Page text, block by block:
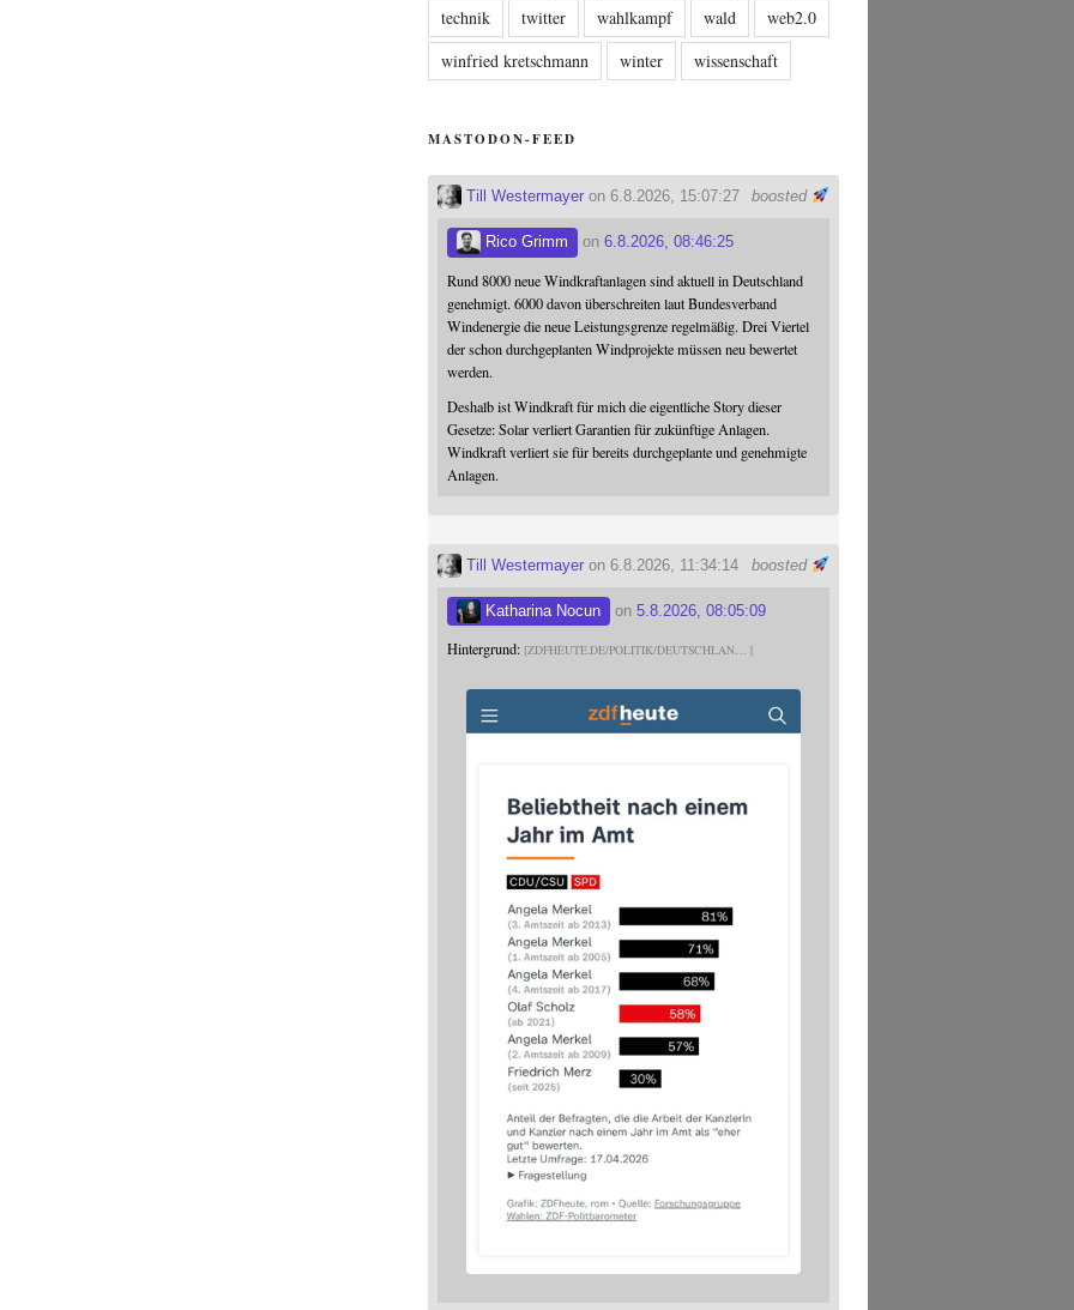
technik
twitter wahlkampf wald
web2.0
winfried kretschmann
winter wissenschaft
MASTODON-FEED
boosted
Till Westermayer on 6.8.2026, 15:07:27
Rico Grimm on6.8.2026, 08:46:25
Rund 8000 neue Windkraftanlagen sind aktuell in Deutschland
genehmigt. 6000 davon überschreiten laut Bundesverband
Windenergie die neue Leistungsgrenze regelmäßig. Drei Viertel
der schon durchgeplanten Windprojekte müssen neu bewertet
werden.
Deshalb ist Windkraft für mich die eigentliche Story dieser
Gesetze: Solar verliert Garantien für zukünftige Anlagen.
Windkraft verliert sie für bereits durchgeplante und genehmigte
Anlagen.
boosted
Till Westermayer on 6.8.2026, 11:34:14
Katharina Nocun on5.8.2026, 08:05:09
Hintergrund: ZDFHEUTE.DE/POLITIK/DEUTSCHLAN